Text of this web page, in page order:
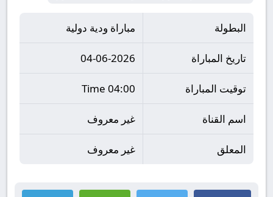
البطولة مباراة ودية دولية
تاريخ المباراة 04-06-2026
توقيت المباراة 04:00 Time
اسم القناة غير معروف
المعلق غير معروف